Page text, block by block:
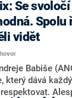
Petr Pavel.
výrazné
a
tipem
Filip Turek.
kandidatuře
Podle
která by
Se
vidět
Babiše
který dává